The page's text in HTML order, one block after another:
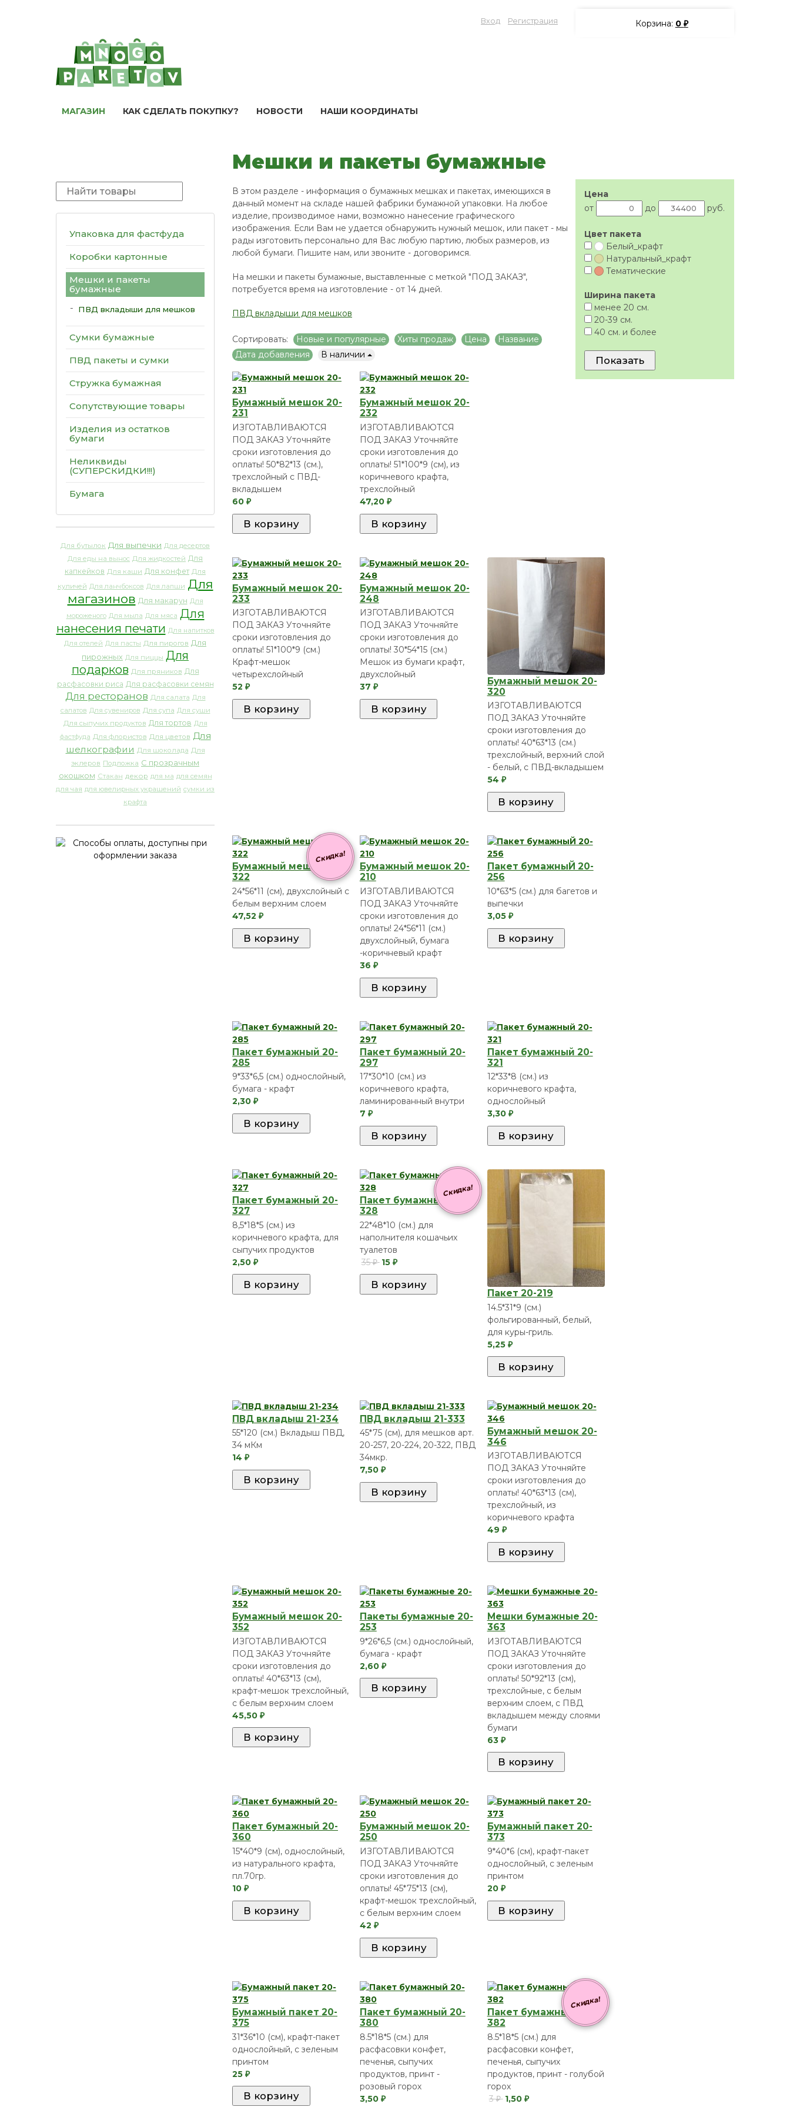
Корзина: 0 ₽
Вход Регистрация
МАГАЗИН КАК СДЕЛАТЬ ПОКУПКУ? НОВОСТИ НАШИ КООРДИНАТЫ
Упаковка для фастфуда
Коробки картонные
Мешки и пакеты
бумажные
ПВД вкладыши для мешков
Сумки бумажные
ПВД пакеты и сумки
Стружка бумажная
Сопутствующие товары
Изделия из остатков
бумаги
Неликвиды
(СУПЕРСКИДКИ!!!)
Бумага
Для бутылок Для выпечки Для десертов
Для еды на вынос Для жидкостей Для
капкейков Для каши Для конфет Для
куличей Для ланчбоксов Для лапши Для
магазинов Для макарун Для
мороженого Для мыла Для мяса Для
нанесения печати Для напитков
Для отелей Для пасты Для пирогов Для
пирожных Для пиццы Для
подарков Для пряников Для
расфасовки риса Для расфасовки семян
Для ресторанов Для салата Для
салатов Для сувениров Для супа Для суши
Для сыпучих продуктов Для тортов Для
фастфуда Для флористов Для цветов Для
шелкографии Для шоколада Для
эклеров Подложка С прозрачным
окошком Стакан декор для ма для семян
для чая для ювелирных украшений сумки из
крафта
Мешки и пакеты бумажные
Цена
от
до руб.
Цвет пакета
Белый_крафт
Натуральный_кpaфт
Тематические
Ширина пакета
менее 20 см.
20-39 см.
40 см. и более
В этом разделе - информация о бумажных мешках и пакетах, имеющихся в
данный момент на складе нашей фабрики бумажной упаковки. На любое
изделие, производимое нами, возможно нанесение графического
изображения. Если Вам не удается обнаружить нужный мешок, или пакет - мы
рады изготовить персонально для Вас любую партию, любых размеров, из
любой бумаги. Пишите нам, или звоните - договоримся.
На мешки и пакеты бумажные, выставленные с меткой "ПОД ЗАКАЗ",
потребуется время на изготовление - от 14 дней.
ПВД вкладыши для мешков
Сортировать: Новые и популярные Хиты продаж Цена
Название
Дата добавления
В наличии
Бумажный мешок 20-
231
ИЗГОТАВЛИВАЮТСЯ
ПОД ЗАКАЗ Уточняйте
сроки изготовления до
оплаты! 50*82*13 (см.),
трехслойный с ПВД-
вкладышем
60 ₽
Бумажный мешок 20-
232
ИЗГОТАВЛИВАЮТСЯ
ПОД ЗАКАЗ Уточняйте
сроки изготовления до
оплаты! 51*100*9 (см), из
коричневого крафта,
трехслойный
47,20 ₽
Бумажный мешок 20-
233
ИЗГОТАВЛИВАЮТСЯ
ПОД ЗАКАЗ Уточняйте
сроки изготовления до
оплаты! 51*100*9 (см.)
Крафт-мешок
четырехслойный
52 ₽
Бумажный мешок 20-
248
ИЗГОТАВЛИВАЮТСЯ
ПОД ЗАКАЗ Уточняйте
сроки изготовления до
оплаты! 30*54*15 (см.)
Мешок из бумаги крафт,
двухслойный
37 ₽
Бумажный мешок 20-
320
ИЗГОТАВЛИВАЮТСЯ
ПОД ЗАКАЗ Уточняйте
сроки изготовления до
оплаты! 40*63*13 (см.)
трехслойный, верхний слой
- белый, с ПВД-вкладышем
54 ₽
Скидка!
Бумажный мешок 20-
322
24*56*11 (см), двухслойный с
белым верхним слоем
47,52 ₽
Бумажный мешок 20-
210
ИЗГОТАВЛИВАЮТСЯ
ПОД ЗАКАЗ Уточняйте
сроки изготовления до
оплаты! 24*56*11 (см.)
двухслойный, бумага
-коричневый крафт
36 ₽
Пакет бумажныЙ 20-
256
10*63*5 (см.) для багетов и
выпечки
3,05 ₽
Пакет бумажный 20-
285
9*33*6,5 (см.) однослойный,
бумага - крафт
2,30 ₽
Пакет бумажный 20-
297
17*30*10 (см.) из
коричневого крафта,
ламинированный внутри
7 ₽
Пакет бумажный 20-
321
12*33*8 (см.) из
коричневого крафта,
однослойный
3,30 ₽
Пакет бумажный 20-
327
8,5*18*5 (см.) из
коричневого крафта, для
сыпучих продуктов
2,50 ₽
Скидка!
Пакет бумажный 20-
328
22*48*10 (см.) для
наполнителя кошачьих
туалетов
35₽ 15 ₽
Пакет 20-219
14.5*31*9 (см.)
фольгированный, белый,
для куры-гриль.
5,25 ₽
ПВД вкладыш 21-234
55*120 (см.) Вкладыш ПВД,
34 мКм
14 ₽
ПВД вкладыш 21-333
45*75 (см), для мешков арт.
20-257, 20-224, 20-322, ПВД
34мкр.
7,50 ₽
Бумажный мешок 20-
346
ИЗГОТАВЛИВАЮТСЯ
ПОД ЗАКАЗ Уточняйте
сроки изготовления до
оплаты! 40*63*13 (см),
трехслойный, из
коричневого крафта
49 ₽
Бумажный мешок 20-
352
ИЗГОТАВЛИВАЮТСЯ
ПОД ЗАКАЗ Уточняйте
сроки изготовления до
оплаты! 40*63*13 (см),
крафт-мешок трехслойный,
с белым верхним слоем
45,50 ₽
Пакеты бумажные 20-
253
9*26*6,5 (см.) однослойный,
бумага - крафт
2,60 ₽
Мешки бумажные 20-
363
ИЗГОТАВЛИВАЮТСЯ
ПОД ЗАКАЗ Уточняйте
сроки изготовления до
оплаты! 50*92*13 (см),
трехслойные, с белым
верхним слоем, с ПВД
вкладышем между слоями
бумаги
63 ₽
Пакет бумажный 20-
360
15*40*9 (см), однослойный,
из натурального крафта,
пл.70гр.
10 ₽
Бумажный мешок 20-
250
ИЗГОТАВЛИВАЮТСЯ
ПОД ЗАКАЗ Уточняйте
сроки изготовления до
оплаты! 45*75*13 (см),
крафт-мешок трехслойный,
с белым верхним слоем
42 ₽
Бумажный пакет 20-
373
9*40*6 (см), крафт-пакет
однослойный, с зеленым
принтом
20 ₽
Бумажный пакет 20-
375
31*36*10 (см), крафт-пакет
однослойный, с зеленым
принтом
25 ₽
Пакет бумажный 20-
380
8.5*18*5 (см.) для
расфасовки конфет,
печенья, сыпучих
продуктов, принт -
розовый горох
3,50 ₽
Скидка!
Пакет бумажный 20-
382
8.5*18*5 (см.) для
расфасовки конфет,
печенья, сыпучих
продуктов, принт - голубой
горох
3₽ 1,50 ₽